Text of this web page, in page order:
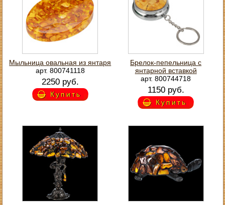
Мыльница овальная из янтаря
арт. 800741118
2250 руб.
Купить
Брелок-пепельница с
янтарной вставкой
арт. 800744718
1150 руб.
Купить